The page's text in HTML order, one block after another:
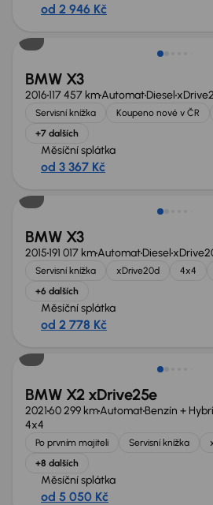
od 2 946 Kč
Zlevněno o 50 000 Kč
BMW X3
2016117 457 kmAutomatDiesel
Servisní knížka Koupeno nové v ČR
+7 dalších
Měsíční splátka
od 3 367 Kč
Zlevněno o 40 000 Kč
BMW X3
2015191 017 kmAutomatDiesel
Servisní knížka xDrive20d 4x4
+6 dalších
Měsíční splátka
od 2 778 Kč
BMW X2 xDrive25e
202160 299 kmAutomatBenzín +
4x4
Po prvním majiteli Servisní knížka
+8 dalších
Měsíční splátka
od 5 050 Kč